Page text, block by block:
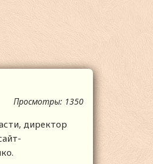
Просмотры: 1350
директор